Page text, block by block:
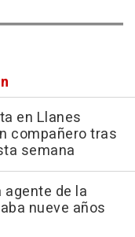
en Llanes
compañero tras
semana
agente de la
nueve años